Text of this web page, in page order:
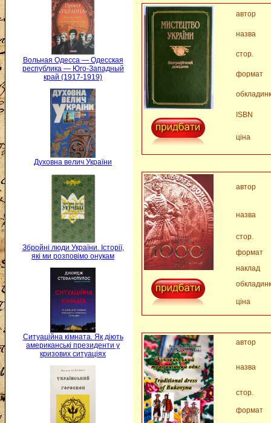
Вольная Одесса — Одесская
республика — Юго-Западный
край (1917-1919)
Духовна велич України
Збройні люди України. Історії,
які ми розповімо онукам
Ситуаційна кімната. Як діють
американські президенти у
кризових ситуаціях
автор
назва
стор.
формат
ISBN
ціна
автор
назва
стор.
формат
наклад
ціна
автор
назва
стор.
формат